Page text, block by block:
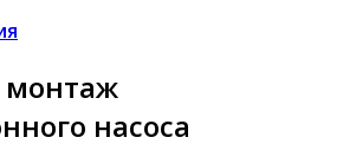
монтаж
насоса